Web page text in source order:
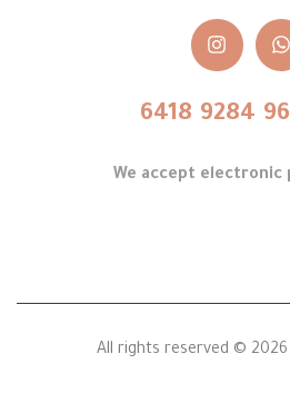
We accept electronic
All rights reserved ©